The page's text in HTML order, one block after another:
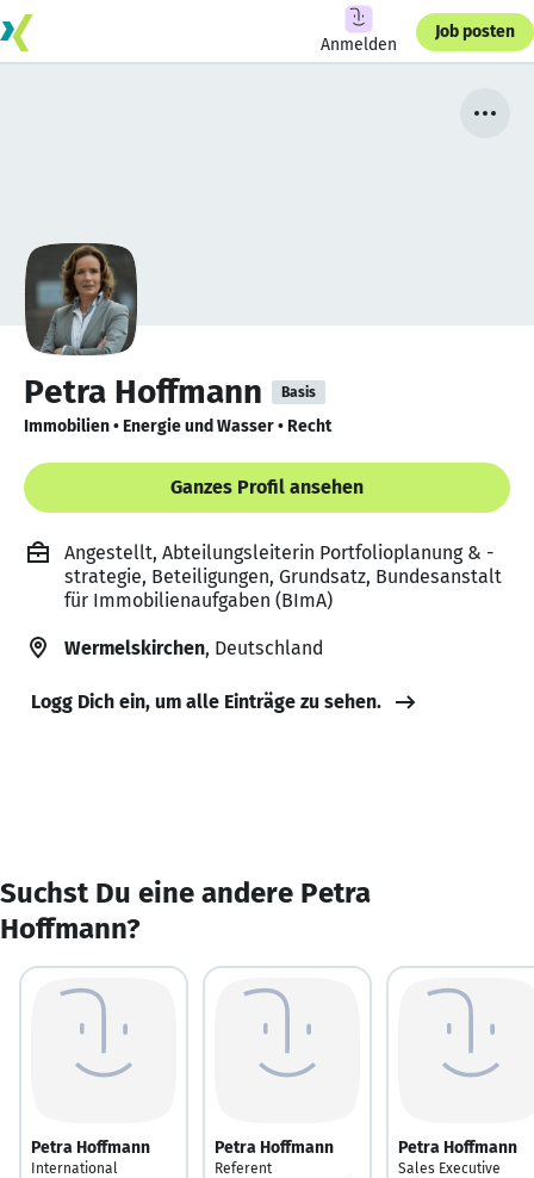
Anmelden
Job posten
Petra Hoffmann Basis
Immobilien • Energie und Wasser • Recht
Ganzes Profil ansehen
Angestellt, Abteilungsleiterin Portfolioplanung & -
strategie, Beteiligungen, Grundsatz, Bundesanstalt
für Immobilienaufgaben (BImA)
Wermelskirchen, Deutschland
Logg Dich ein, um alle Einträge zu sehen.
Suchst Du eine andere Petra
Hoffmann?
Petra Hoffmann
International
Petra Hoffmann
Referent
Petra Hoffmann
Sales Executive